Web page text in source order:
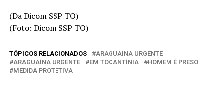
(Da Dicom SSP TO)
(Foto: Dicom SSP TO)
TÓPICOS RELACIONADOS
ARAGUAINA URGENTE
ARAGUAÍNA URGENTE
EM TOCANTÍNIA
HOMEM É PRESO
MEDIDA PROTETIVA